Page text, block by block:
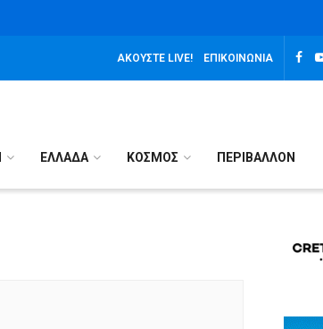
ΑΚΟΎΣΤΕ LIVE! ΕΠΙΚΟΙΝΩΝΊΑ
ΕΛΛΑΔΑ ΚΟΣΜΟΣ ΠΕΡΙΒΑΛΛΟΝ